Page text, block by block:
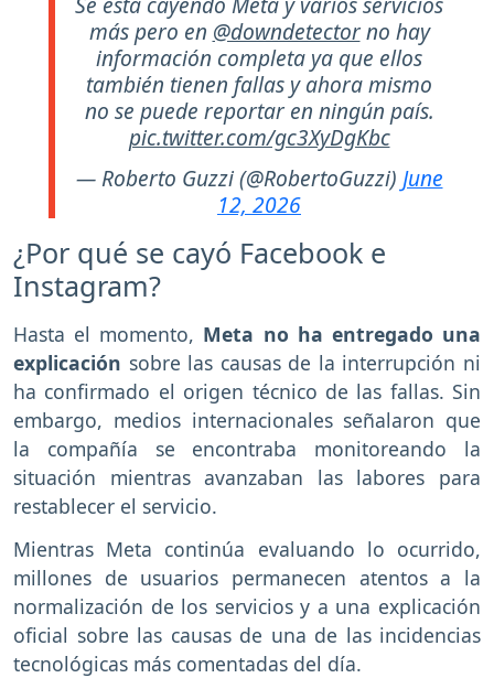
más pero en @downdetectorno hay
información completa ya que ellos
también tienen fallas y ahora mismo
no se puede reportar en ningún país.
pic.twitter.com/gc3XyDgKbc
— Roberto Guzzi (@RobertoGuzzi) June
12, 2026
¿Por qué se cayó Facebook e
Instagram?
Hasta el momento, Meta no ha entregado una
explicación sobre las causas de la interrupción ni
ha confirmado el origen técnico de las fallas. Sin
embargo, medios internacionales señalaron que
la compañía se encontraba monitoreando la
situación mientras avanzaban las labores para
restablecer el servicio.
Mientras Meta continúa evaluando lo ocurrido,
millones de usuarios permanecen atentos a la
normalización de los servicios y a una explicación
oficial sobre las causas de una de las incidencias
tecnológicas más comentadas del día.